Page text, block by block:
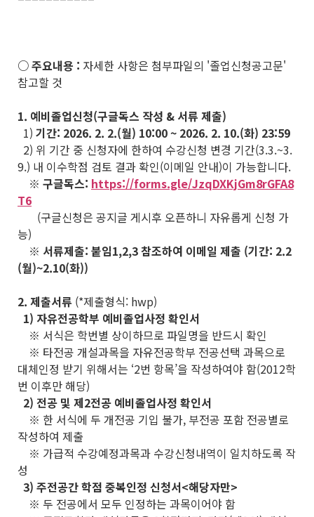
○ 주요내용 : 자세한 사항은 첨부파일의 '졸업신청공고문'
참고할 것
1. 예비졸업신청(구글독스 작성 & 서류 제출)
1) 기간: 2026. 2. 2.(월) 10:00 ~ 2026. 2. 10.(화) 23:59
2) 위 기간 중 신청자에 한하여 수강신청 변경 기간(3.3.~3.
9.) 내 이수학점 검토 결과 확인(이메일 안내)이 가능합니다.
※ 구글독스: https://forms.gle/JzqDXKjGm8rGFA8
T6
(구글신청은 공지글 게시후 오픈하니 자유롭게 신청 가
능)
※ 서류제출: 붙임1,2,3 참조하여 이메일 제출 (기간: 2.2
(월)~2.10(화))
2. 제출서류 (*제출형식: hwp)
1) 자유전공학부 예비졸업사정 확인서
※ 서식은 학번별 상이하므로 파일명을 반드시 확인
※ 타전공 개설과목을 자유전공학부 전공선택 과목으로
대체인정 받기 위해서는 ‘2번 항목’을 작성하여야 함(2012학
번 이후만 해당)
2) 전공 및 제2전공 예비졸업사정 확인서
※ 한 서식에 두 개전공 기입 불가, 부전공 포함 전공별로
작성하여 제출
※ 가급적 수강예정과목과 수강신청내역이 일치하도록 작
성
3) 주전공간 학점 중복인정 신청서<해당자만>
※ 두 전공에서 모두 인정하는 과목이어야 함